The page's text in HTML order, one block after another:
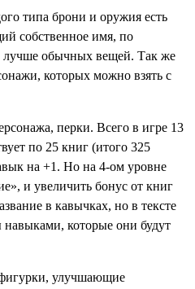
типа брони и оружия есть
собственное имя, по
лучше обычных вещей. Так же
которых можно взять с
перки. Всего в игре 13
по 25 книг (итого 325
на +1. Но на 4-ом уровне
и увеличить бонус от книг
в кавычках, но в тексте
которые они будут
улучшающие